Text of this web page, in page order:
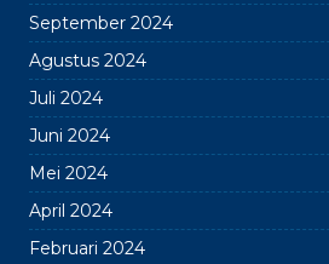
September 2024
Agustus 2024
Juli 2024
Juni 2024
Mei 2024
April 2024
Februari 2024